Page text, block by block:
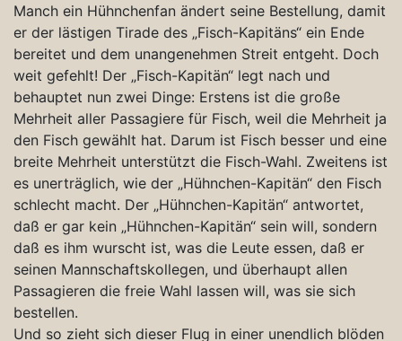
Manch ein Hühnchenfan ändert seine Bestellung, damit
er der lästigen Tirade des „Fisch-Kapitäns“ ein Ende
bereitet und dem unangenehmen Streit entgeht. Doch
weit gefehlt! Der „Fisch-Kapitän“ legt nach und
behauptet nun zwei Dinge: Erstens ist die große
Mehrheit aller Passagiere für Fisch, weil die Mehrheit ja
den Fisch gewählt hat. Darum ist Fisch besser und eine
breite Mehrheit unterstützt die Fisch-Wahl. Zweitens ist
es unerträglich, wie der „Hühnchen-Kapitän“ den Fisch
schlecht macht. Der „Hühnchen-Kapitän“ antwortet,
daß er gar kein „Hühnchen-Kapitän“ sein will, sondern
daß es ihm wurscht ist, was die Leute essen, daß er
seinen Mannschaftskollegen, und überhaupt allen
Passagieren die freie Wahl lassen will, was sie sich
bestellen.
Und so zieht sich dieser Flug in einer unendlich blöden